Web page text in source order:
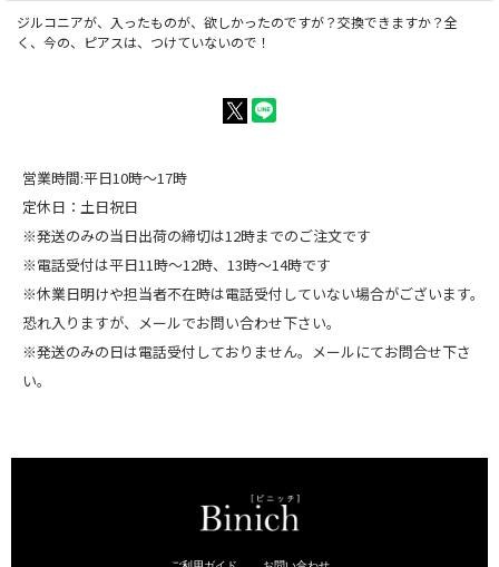
ジルコニアが、入ったものが、欲しかったのですが？交換できますか？全
く、今の、ピアスは、つけていないので！
営業時間:平日10時～17時
定休日：土日祝日
※発送のみの当日出荷の締切は12時までのご注文です
※電話受付は平日11時～12時、13時～14時です
※休業日明けや担当者不在時は電話受付していない場合がございます。
恐れ入りますが、メールでお問い合わせ下さい。
※発送のみの日は電話受付しておりません。メールにてお問合せ下さ
い。